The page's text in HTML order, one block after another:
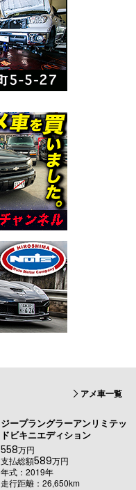
アメ車一覧
ジープラングラーアンリミテッ
ドビキニエディション
558万円
支払総額589万円
年式：2019年
走行距離：26,650km